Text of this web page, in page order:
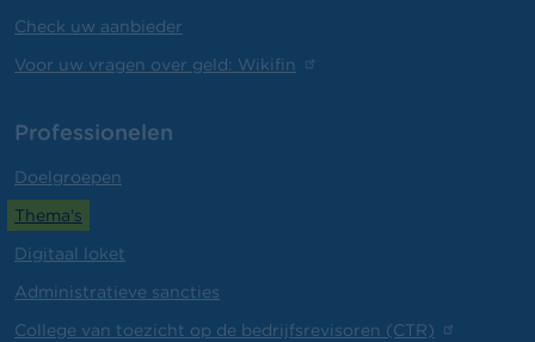
Check uw aanbieder
Voor uw vragen over geld: Wikifin
Professionelen
Doelgroepen
Thema's
Digitaal loket
Administratieve sancties
College van toezicht op de bedrijfsrevisoren (CTR)